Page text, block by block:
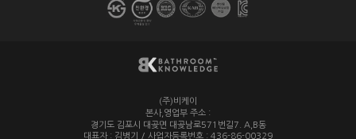
(주)비케이
/
본사,영업부 주소 :
경기도 김포시 대곶면 대곶남로571번길7. A,B동
대표자 : 김병기 / 사업자등록번호 : 436-86-00329